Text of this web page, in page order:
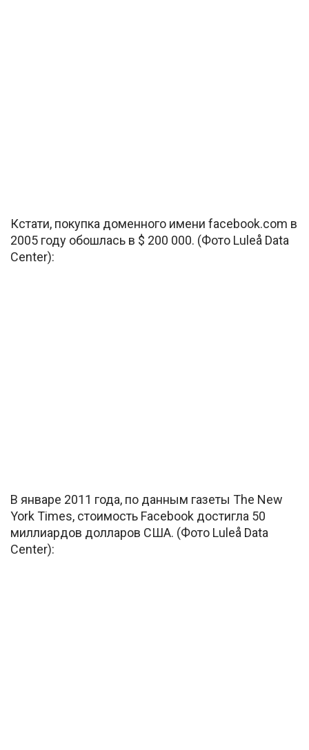
Кстати, покупка доменного имени facebook.com в
2005 году обошлась в $ 200 000. (Фото Luleå Data
Center):
В январе 2011 года, по данным газеты The New
York Times, стоимость Facebook достигла 50
миллиардов долларов США. (Фото Luleå Data
Center):